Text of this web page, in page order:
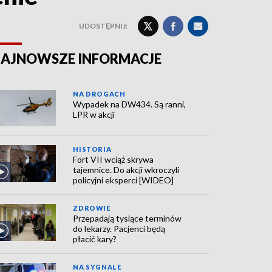
UDOSTĘPNIJ:
INFORMACJE
NA DROGACH
Wypadek na DW434. Są ranni,
LPR w akcji
HISTORIA
Fort VII wciąż skrywa
tajemnice. Do akcji wkroczyli
policyjni eksperci [WIDEO]
ZDROWIE
Przepadają tysiące terminów
do lekarzy. Pacjenci będą
płacić kary?
NA SYGNALE